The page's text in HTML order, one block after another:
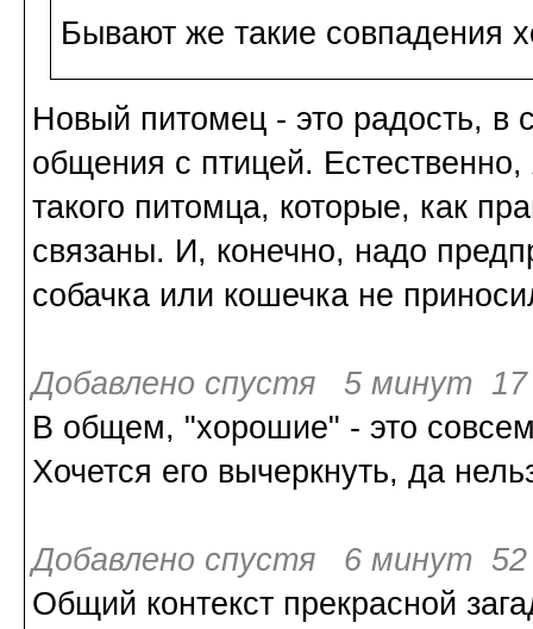
Бывают же такие совпадения
Новый питомец - это радость, в
общения с птицей.
такого питомца, которые, как
связаны. И, конечно, надо
собачка или кошечка не
Добавлено спустя 5 минут 17
В общем, "хорошие" - это
Хочется его вычеркнуть, да
Добавлено спустя 6 минут 52
Общий контекст прекрасной